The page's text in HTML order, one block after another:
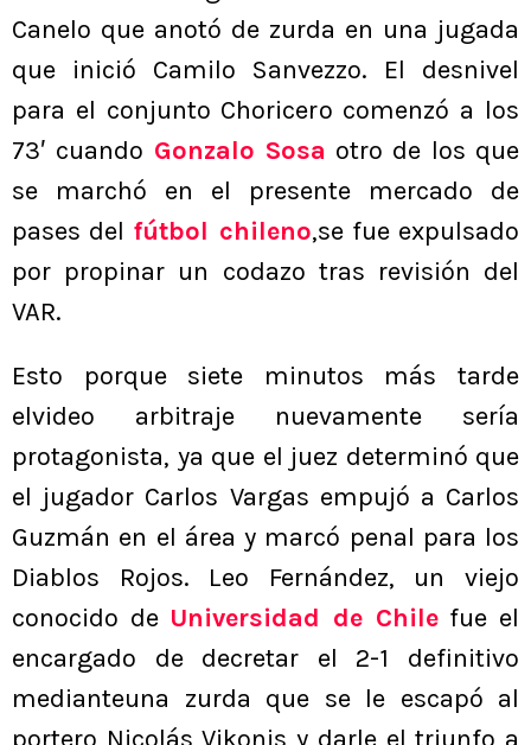
Canelo que anotó de zurda en una jugada
que inició Camilo Sanvezzo. El desnivel
para el conjunto Choricero comenzó a los
73′ cuando Gonzalo Sosa otro de los que
se marchó en el presente mercado de
pases del fútbol chileno,se fue expulsado
por propinar un codazo tras revisión del
VAR.
Esto porque siete minutos más tarde
elvideo arbitraje nuevamente sería
protagonista, ya que el juez determinó que
el jugador Carlos Vargas empujó a Carlos
Guzmán en el área y marcó penal para los
Diablos Rojos. Leo Fernández, un viejo
conocido de Universidad de Chilefue el
encargado de decretar el 2-1 definitivo
medianteuna zurda que se le escapó al